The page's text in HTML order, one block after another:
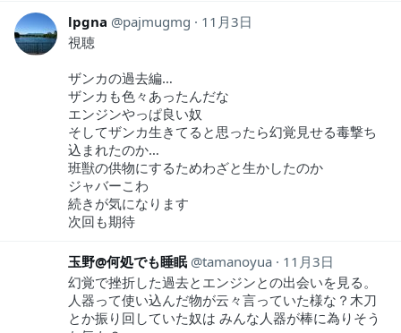
lpgna pajmugmg
11月3日
視聴
ザンカの過去編…
ザンカも色々あったんだな
エンジンやっぱ良い奴
そしてザンカ生きてると思ったら幻覚見せる毒撃ち
込まれたのか…
班獣の供物にするためわざと生かしたのか
ジャバーこわ
続きが気になります
次回も期待
玉野@何処でも睡眠 tamanoyua
11月3日
幻覚で挫折した過去とエンジンとの出会いを見る。
人器って使い込んだ物が云々言っていた様な？木刀
とか振り回していた奴は みんな人器が棒に為りそう